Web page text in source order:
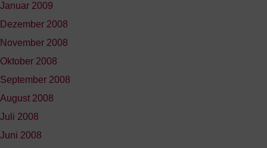
Januar 2009
Dezember 2008
November 2008
Oktober 2008
September 2008
August 2008
Juli 2008
Juni 2008